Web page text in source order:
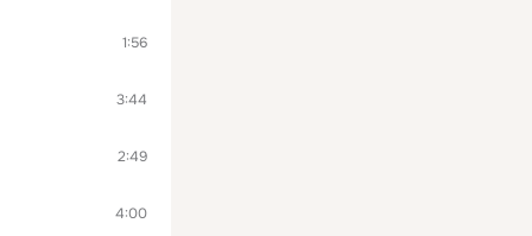
1:56
3:44
2:49
4:00